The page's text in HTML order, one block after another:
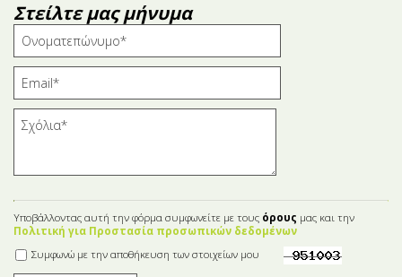
Στείλτε μας μήνυμα
Υποβάλλοντας αυτή την φόρμα συμφωνείτε με τους όρους μας και την
Πολιτική για Προστασία προσωπικών δεδομένων
Συμφωνώ με την αποθήκευση των στοιχείων μου